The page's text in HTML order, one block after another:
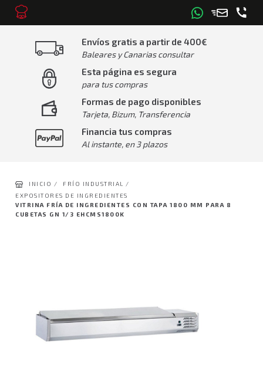
Envíos gratis a partir de 400€
Baleares y Canarias consultar
Esta página es segura
para tus compras
Formas de pago disponibles
Tarjeta, Bizum, Transferencia
Financia tus compras
Al instante, en 3 plazos
INICIO /
FRÍO INDUSTRIAL /
EXPOSITORES DE INGREDIENTES
VITRINA FRÍA DE INGREDIENTES CON TAPA 1800 MM PARA 8
CUBETAS GN 1/3 EHCMS1800K